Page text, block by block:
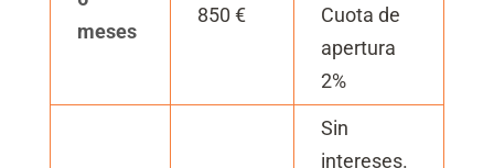
meses
850 €
Cuota de
apertura
2%
Sin
intereses.